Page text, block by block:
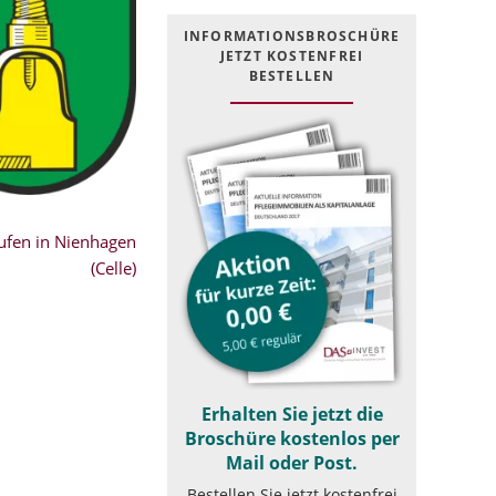
in Nienhagen
(Celle)
INFOR­MATIONS­BROSCHÜRE
JETZT KOSTEN­FREI
BESTELLEN
Erhalten Sie jetzt die
Broschüre kostenlos per
Mail oder Post.